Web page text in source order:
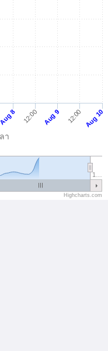
า
A
u
g8 12:00 A
u
g9 12:00 Aug 10
1…
Highcharts.com